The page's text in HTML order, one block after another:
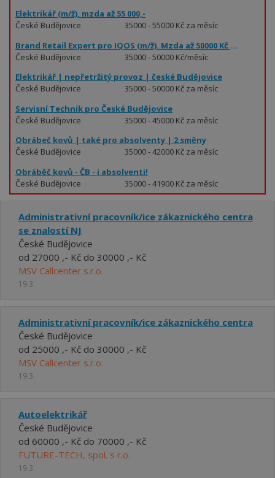
Elektrikář (m/ž), mzda až 55 000,-
České Budějovice
35000 - 55000 Kč za měsíc
Brand Retail Expert pro IQOS (m/ž). Mzda až 50000 Kč měsíčně.
České Budějovice
35000 - 50000 Kč/měsíc
Elektrikář | nepřetržitý provoz | české Budějovice
České Budějovice
35000 - 50000 Kč za měsíc
Servisní Technik pro České Budějovice
České Budějovice
35000 - 45000 Kč za měsíc
Obrábeč kovů | také pro absolventy | 2 směny
České Budějovice
35000 - 42000 Kč za měsíc
Obráběč kovů - ČB - i absolventi!
České Budějovice
35000 - 41900 Kč za měsíc
Administrativní pracovník/ice zákaznického centra
se znalostí NJ
České Budějovice
od 27000 ,- Kč do 30000 ,- Kč
MSV Callcenter s.r.o.
19.3.
Administrativní pracovník/ice zákaznického centra
České Budějovice
od 25000 ,- Kč do 30000 ,- Kč
MSV Callcenter s.r.o.
19.3.
Autoelektrikář
České Budějovice
od 60000 ,- Kč do 70000 ,- Kč
FUTURE-TECH, spol. s r.o.
19.3.